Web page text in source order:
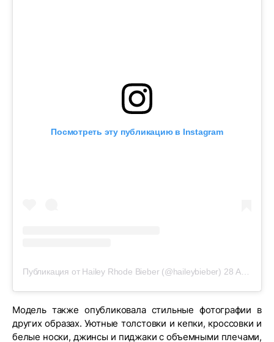
Посмотреть эту публикацию в Instagram
Публикация от Hailey Rhode Bieber (@haileybieber) 28 Авг 2019 в 4:17 PDT
Модель также опубликовала стильные фотографии в
других образах. Уютные толстовки и кепки, кроссовки и
белые носки, джинсы и пиджаки с объемными плечами,